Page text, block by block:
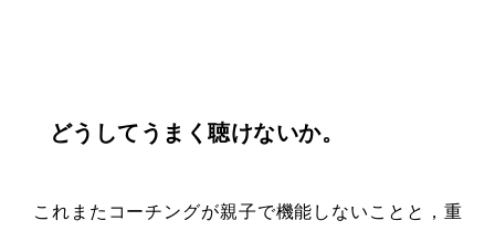
どうしてうまく聴けないか。
これまたコーチングが親子で機能しないことと，重